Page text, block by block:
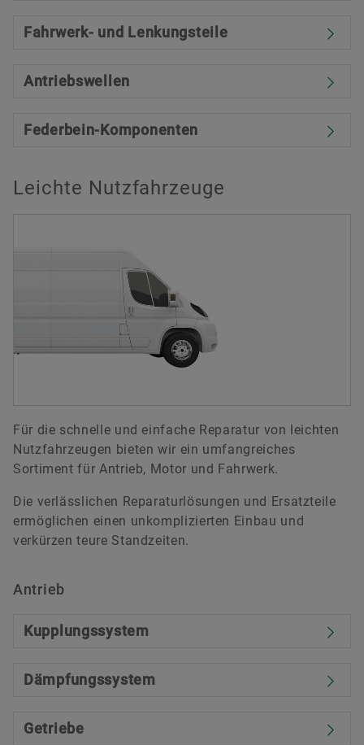
Fahrwerk- und Lenkungsteile
Antriebswellen
Federbein-Komponenten
Leichte Nutzfahrzeuge
Für die schnelle und einfache Reparatur von leichten
Nutzfahrzeugen bieten wir ein umfangreiches
Sortiment für Antrieb, Motor und Fahrwerk.
Die verlässlichen Reparaturlösungen und Ersatzteile
ermöglichen einen unkomplizierten Einbau und
verkürzen teure Standzeiten.
Antrieb
Kupplungssystem
Dämpfungssystem
Getriebe